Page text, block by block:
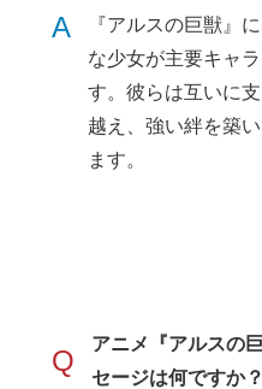
A
『アルスの巨獣』
な少女が主要キャ
す。彼らは互いに
越え、強い絆を築
ます。
Q
アニメ『アルスの
セージは何ですか？